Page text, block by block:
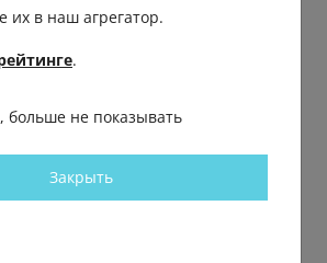
преподнесли огромную
их в наш агрегатор.
.
больше не показывать
Закрыть